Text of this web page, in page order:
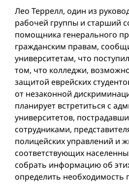
Лео Террелл, один из
рабочей группы и старший
помощника генерального
гражданским правам,
университетам, что
том, что колледжи,
защитой еврейских
от незаконной
планирует встретиться с
университетов,
сотрудниками,
полицейских управлений и
соответствующих
собрать информацию об
определить необходимость